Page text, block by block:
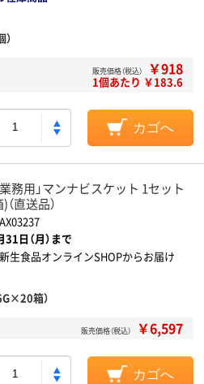
販売価格（税込） ￥918
1個あたり ￥183.6
カゴへ
務用」マンナビスケット 1セット
直送品）
31日（月）まで
新生食品オンラインSHOPからお届け
箱）
販売価格（税込） ￥6,597
カゴへ